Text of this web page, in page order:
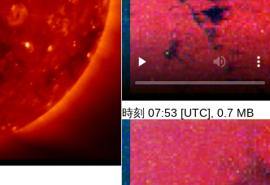
時刻 07:53 [UTC], 0.7 MB